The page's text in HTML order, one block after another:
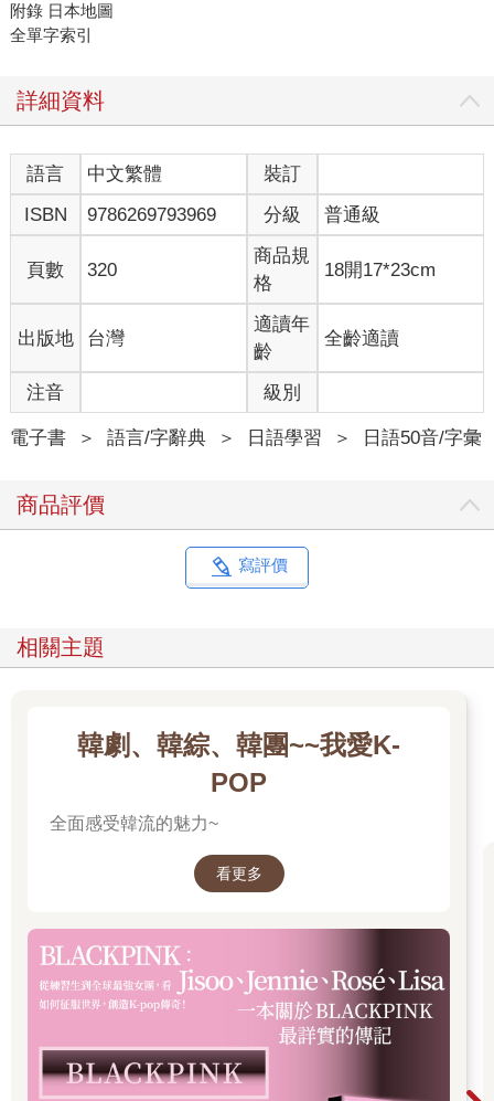
附錄 日本地圖
全單字索引
詳細資料
語言 中文繁體
裝訂
ISBN
9786269793969 分級 普通級
頁數 320
商品規
格
18開17*23cm
出版地 台灣
適讀年
齡
全齡適讀
注音 級別
電子書 ＞ 語言/字辭典 ＞ 日語學習 ＞ 日語50音/字彙
商品評價
寫評價
相關主題
韓劇、韓綜、韓團~~我愛K-
POP
全面感受韓流的魅力~
看更多